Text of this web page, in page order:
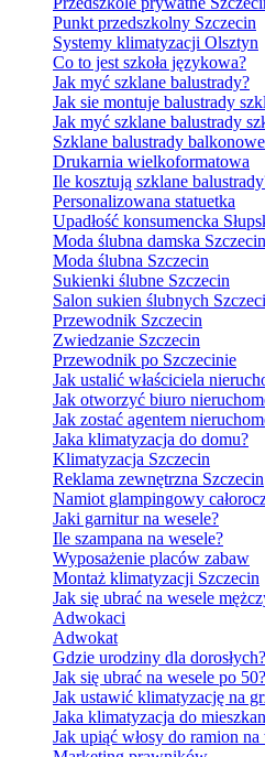
Punkt przedszkolny Szczecin
Systemy klimatyzacji Olsztyn
Co to jest szkoła językowa?
Jak myć szklane balustrady?
Jak sie montuje balustrady
Jak myć szklane balustrady
Szklane balustrady
Drukarnia wielkoformatowa
Ile kosztują szklane
Personalizowana statuetka
Upadłość konsumencka
Moda ślubna damska Szczecin
Moda ślubna Szczecin
Sukienki ślubne Szczecin
Salon sukien ślubnych
Przewodnik Szczecin
Zwiedzanie Szczecin
Przewodnik po Szczecinie
Jak ustalić właściciela
Jak otworzyć biuro
Jak zostać agentem
Jaka klimatyzacja do domu?
Klimatyzacja Szczecin
Reklama zewnętrzna Szczecin
Namiot glampingowy
Jaki garnitur na wesele?
Ile szampana na wesele?
Wyposażenie placów zabaw
Montaż klimatyzacji Szczecin
Jak się ubrać na wesele
Adwokaci
Adwokat
Gdzie urodziny dla dorosłych?
Jak się ubrać na wesele po 50?
Jak ustawić klimatyzację na
Jaka klimatyzacja do
Jak upiąć włosy do ramion na